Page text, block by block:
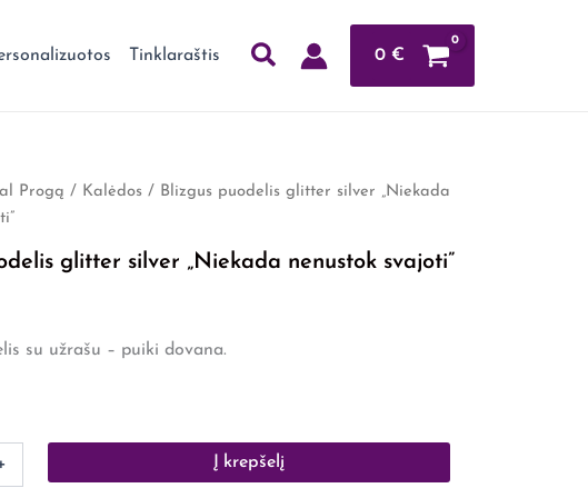
Tinklaraštis 0 €
Progą / Kalėdos/ Blizgus puodelis glitter silver „Niekada
glitter silver „Niekada nenustok svajoti”
su užrašu – puiki dovana.
Į krepšelį